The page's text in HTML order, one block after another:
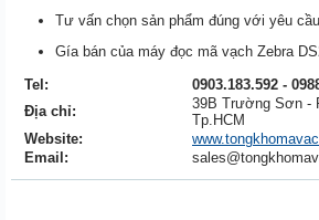
Tư vấn chọn sản phẩm đúng với yêu
Gía bán của máy đọc mã vạch Zebra
Tel:
0903.183.592 -
Địa chỉ:
39B Trường Sơn -
Tp.HCM
Website:
Email: